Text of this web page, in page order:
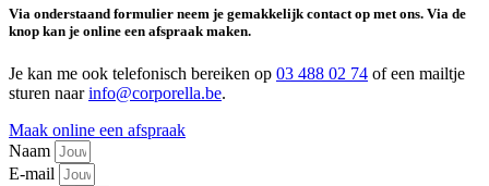
Via onderstaand formulier neem je gemakkelijk contact op met ons. Via de
knop kan je online een afspraak maken.
Je kan me ook telefonisch bereiken op 03 488 02 74 of een mailtje
sturen naarinfo@corporella.be.
Maak online een afspraak
Naam
E-mail